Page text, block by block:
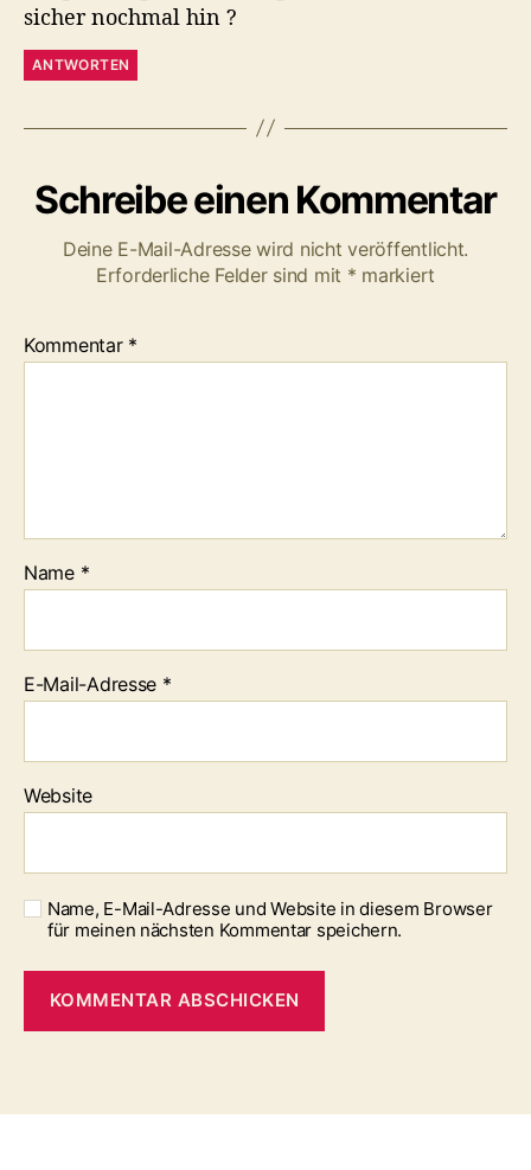
sicher nochmal hin ?
ANTWORTEN
Schreibe einen Kommentar
Deine E-Mail-Adresse wird nicht veröffentlicht.
Erforderliche Felder sind mit * markiert
Kommentar *
Name *
E-Mail-Adresse *
Website
Name, E-Mail-Adresse und Website in diesem Browser
für meinen nächsten Kommentar speichern.